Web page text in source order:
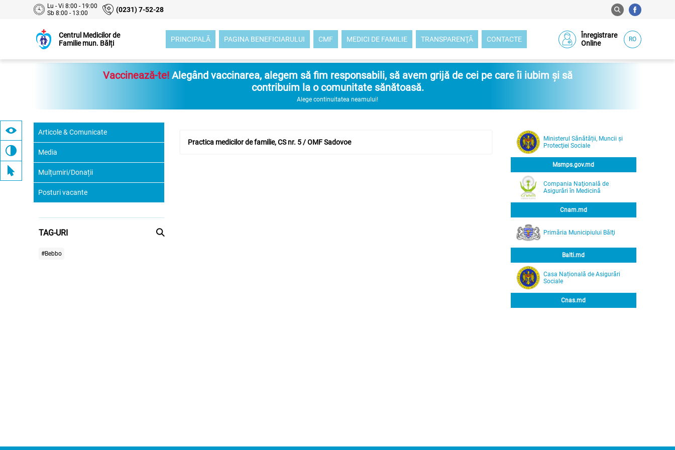
Lu - Vi 8:00 - 19:00
Sb 8:00 - 13:00
(0231) 7-52-28
Centrul Medicilor de
Familie mun. Bălți
PRINCIPALĂ PAGINA BENEFICIARULUI CMF MEDICI DE FAMILIE TRANSPARENŢĂ CONTACTE
Înregistrare
Online
RO
Vaccinează-te! Alegând vaccinarea, alegem să fim responsabili, să avem grijă de cei pe care îi iubim și să
contribuim la o comunitate sănătoasă.
Alege continuitatea neamului!
Articole & Comunicate
Media
Mulțumiri/Donații
Posturi vacante
TAG-URI
#Bebbo
Practica medicilor de familie, CS nr. 5 / OMF Sadovoe
Ministerul Sănătății, Muncii și
Protecţiei Sociale
Msmps.gov.md
Compania Naţională de
Asigurări în Medicină
Cnam.md
Primăria Municipiului Bălţi
Balti.md
Casa Națională de Asigurări
Sociale
Cnas.md